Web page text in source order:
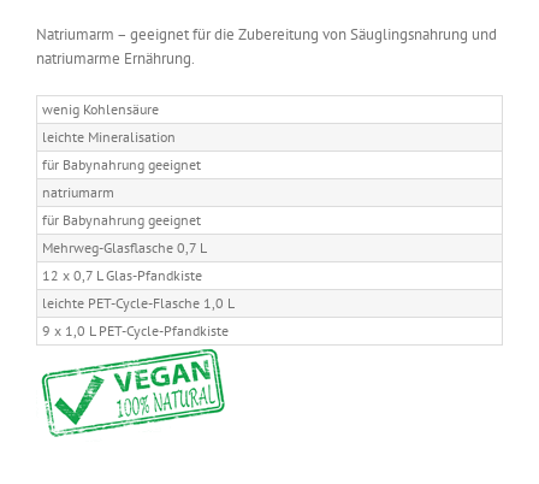
Natriumarm – geeignet für die Zubereitung von Säuglingsnahrung und
natriumarme Ernährung.
wenig Kohlensäure
leichte Mineralisation
für Babynahrung geeignet
natriumarm
für Babynahrung geeignet
Mehrweg-Glasflasche 0,7 L
12 x 0,7 L Glas-Pfandkiste
leichte PET-Cycle-Flasche 1,0 L
9 x 1,0 L PET-Cycle-Pfandkiste